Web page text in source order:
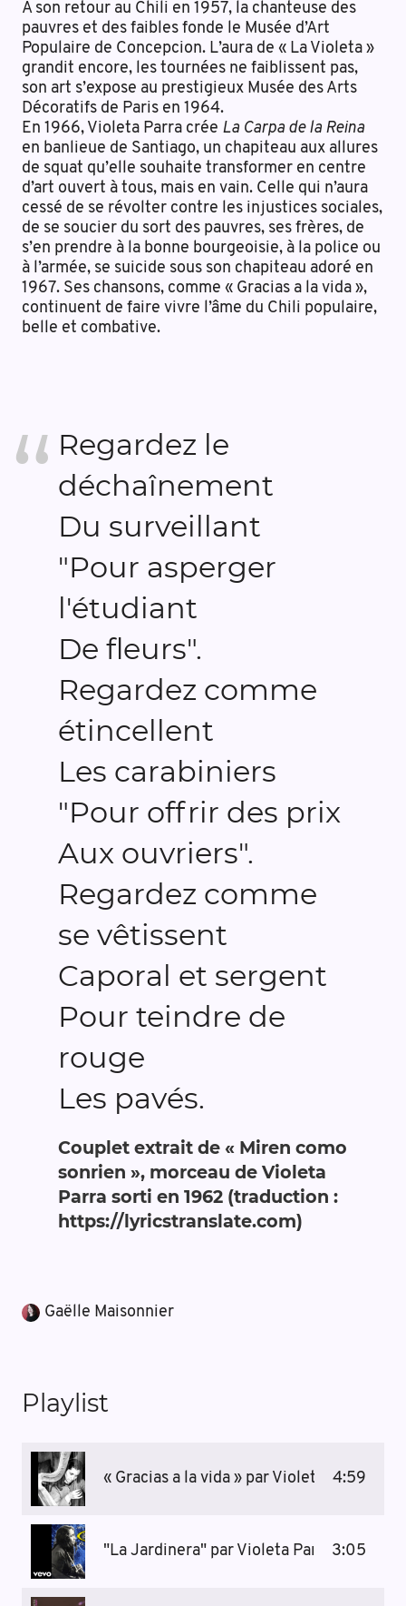
A son retour au Chili en 1957, la chanteuse des
pauvres et des faibles fonde le Musée d’Art
Populaire de Concepcion. L’aura de « La Violeta »
grandit encore, les tournées ne faiblissent pas,
son art s’expose au prestigieux Musée des Arts
Décoratifs de Paris en 1964.
En 1966, Violeta Parra crée La Carpa de la Reina
en banlieue de Santiago, un chapiteau aux allures
de squat qu’elle souhaite transformer en centre
d’art ouvert à tous, mais en vain. Celle qui n’aura
cessé de se révolter contre les injustices sociales,
de se soucier du sort des pauvres, ses frères, de
s’en prendre à la bonne bourgeoisie, à la police ou
à l’armée, se suicide sous son chapiteau adoré en
1967. Ses chansons, comme « Gracias a la vida »,
continuent de faire vivre l’âme du Chili populaire,
belle et combative.
Regardez le
déchaînement
Du surveillant
"Pour asperger
l'étudiant
De fleurs".
Regardez comme
étincellent
Les carabiniers
"Pour offrir des prix
Aux ouvriers".
Regardez comme
se vêtissent
Caporal et sergent
Pour teindre de
rouge
Les pavés.
Couplet extrait de « Miren como
sonrien », morceau de Violeta
Parra sorti en 1962 (traduction :
https://lyricstranslate.com)
Gaëlle Maisonnier
Playlist
« Gracias a la vida » par Violeta Parra,
4:59
"La Jardinera" par Violeta Parra, 2019
3:05